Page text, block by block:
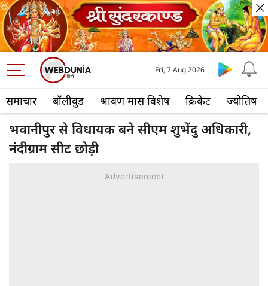
समाचार बॉलीवुड श्रावण मास विशेष क्रिकेट ज्योतिष
Fri, 7 Aug 2026
भवानीपुर से विधायक बने सीएम शुभेंदु अधिकारी,
नंदीग्राम सीट छोड़ी